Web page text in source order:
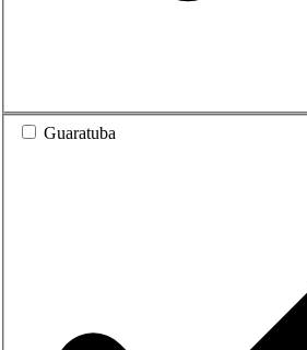
Guaratuba